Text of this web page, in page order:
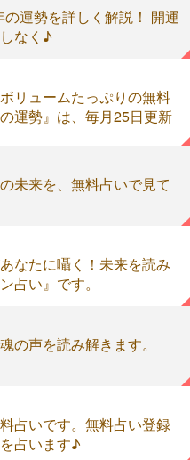
運勢を詳しく解説！ 開運
なく♪
リュームたっぷりの無料
運勢』は、毎月25日更新
未来を、無料占いで見て
なたに囁く！未来を読み
占い』です。
の声を読み解きます。
占いです。無料占い登録
占います♪